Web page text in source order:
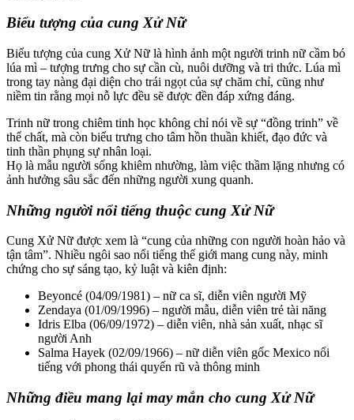
Biểu tượng của cung Xử Nữ
Biểu tượng của cung Xử Nữ là hình ảnh một người trinh nữ cầm bó
lúa mì – tượng trưng cho sự cần cù, nuôi dưỡng và tri thức. Lúa mì
trong tay nàng đại diện cho trái ngọt của sự chăm chỉ, cũng như
niềm tin rằng mọi nỗ lực đều sẽ được đền đáp xứng đáng.
Trinh nữ trong chiêm tinh học không chỉ nói về sự “đồng trinh” về
thể chất, mà còn biểu trưng cho tâm hồn thuần khiết, đạo đức và
tinh thần phụng sự nhân loại.
Họ là mẫu người sống khiêm nhường, làm việc thầm lặng nhưng có
ảnh hưởng sâu sắc đến những người xung quanh.
Những người nổi tiếng thuộc cung Xử Nữ
Cung Xử Nữ được xem là “cung của những con người hoàn hảo và
tận tâm”. Nhiều ngôi sao nổi tiếng thế giới mang cung này, minh
chứng cho sự sáng tạo, kỷ luật và kiên định:
Beyoncé (04/09/1981) – nữ ca sĩ, diễn viên người Mỹ
Zendaya (01/09/1996) – người mẫu, diễn viên trẻ tài năng
Idris Elba (06/09/1972) – diễn viên, nhà sản xuất, nhạc sĩ
người Anh
Salma Hayek (02/09/1966) – nữ diễn viên gốc Mexico nổi
tiếng với phong thái quyến rũ và thông minh
Những điều mang lại may mắn cho cung Xử Nữ